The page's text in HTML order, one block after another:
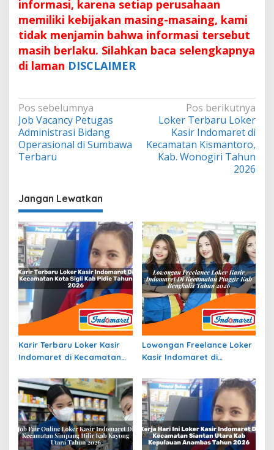
informasi, karena setiap perusahaan
memiliki kebijakan masing-masaing, kami
tidak menjamin bahwa informasi tersebut
masih berlaku. Silahkan baca selengkapnya
di laman DISCLAIMER
Navigasi
pos
Pos sebelumnya
Job Vacancy Petugas
Administrasi Bidang
Operasional di Sumbawa
Terbaru
Pos berikutnya
Loker Terbaru Loker
Kasir Indomaret di
Kecamatan Kismantoro,
Kab. Wonogiri Tahun
2026
Jangan Lewatkan
Karir Terbaru Loker Kasir
Indomaret di Kecamatan
2026
Lowongan Freelance Loker
Kasir Indomaret di
Bengkalis Tahun 2026